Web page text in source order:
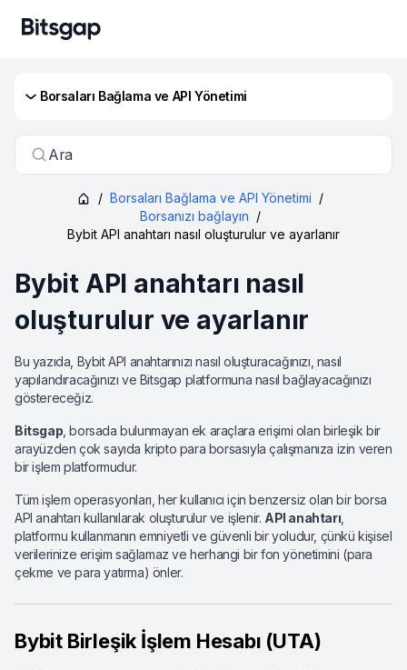
Borsaları Bağlama ve API Yönetimi
Ara
/ Borsaları Bağlama ve API Yönetimi /
Borsanızı bağlayın /
Bybit API anahtarı nasıl oluşturulur ve ayarlanır
Bybit API anahtarı nasıl
oluşturulur ve ayarlanır
Bu yazıda, Bybit API anahtarınızı nasıl oluşturacağınızı, nasıl
yapılandıracağınızı ve Bitsgap platformuna nasıl bağlayacağınızı
göstereceğiz.
Bitsgap , borsada bulunmayan ek araçlara erişimi olan birleşik bir
arayüzden çok sayıda kripto para borsasıyla çalışmanıza izin veren
bir işlem platformudur.
Tüm işlem operasyonları, her kullanıcı için benzersiz olan bir borsa
API anahtarı kullanılarak oluşturulur ve işlenir. API anahtarı
platformu kullanmanın emniyetli ve güvenli bir yoludur, çünkü kişisel
verilerinize erişim sağlamaz ve herhangi bir fon yönetimini (para
çekme ve para yatırma) önler.
Bybit Birleşik İşlem Hesabı (UTA)